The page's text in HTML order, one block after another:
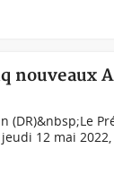
(DR)&nbsp;Le
12 mai